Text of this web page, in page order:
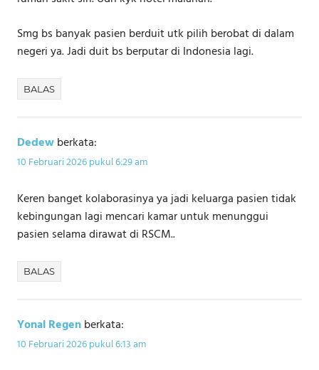
Smg bs banyak pasien berduit utk pilih berobat di dalam
negeri ya. Jadi duit bs berputar di Indonesia lagi.
BALAS
Dedewberkata:
10 Februari 2026 pukul 6:29 am
Keren banget kolaborasinya ya jadi keluarga pasien tidak
kebingungan lagi mencari kamar untuk menunggui
pasien selama dirawat di RSCM..
BALAS
Yonal Regenberkata:
10 Februari 2026 pukul 6:13 am